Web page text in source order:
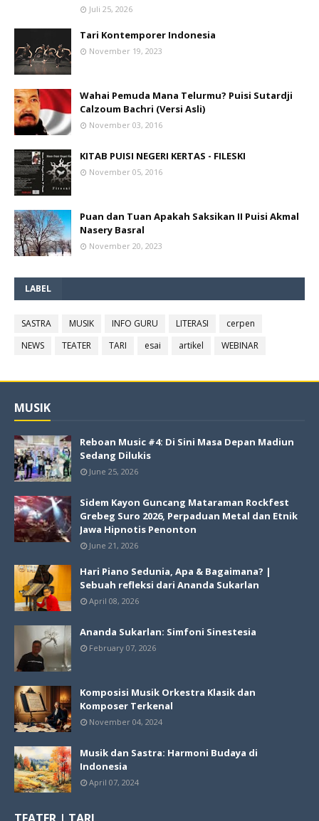
Juli 25, 2026
Tari Kontemporer Indonesia
November 19, 2023
Wahai Pemuda Mana Telurmu? Puisi Sutardji
Calzoum Bachri (Versi Asli)
November 03, 2016
KITAB PUISI NEGERI KERTAS - FILESKI
November 05, 2016
Puan dan Tuan Apakah Saksikan II Puisi Akmal
Nasery Basral
November 20, 2023
LABEL
SASTRA MUSIK INFO GURU LITERASI
cerpen
NEWS
TEATER TARI esai artikel WEBINAR
MUSIK
Reboan Music #4: Di Sini Masa Depan Madiun
Sedang Dilukis
June 25, 2026
Sidem Kayon Guncang Mataraman Rockfest
Grebeg Suro 2026, Perpaduan Metal dan Etnik
Jawa Hipnotis Penonton
June 21, 2026
Hari Piano Sedunia, Apa & Bagaimana? |
Sebuah refleksi dari Ananda Sukarlan
April 08, 2026
Ananda Sukarlan: Simfoni Sinestesia
February 07, 2026
Komposisi Musik Orkestra Klasik dan
Komposer Terkenal
November 04, 2024
Musik dan Sastra: Harmoni Budaya di
Indonesia
April 07, 2024
TEATER | TARI